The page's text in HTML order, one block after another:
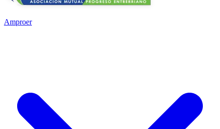
Amproer